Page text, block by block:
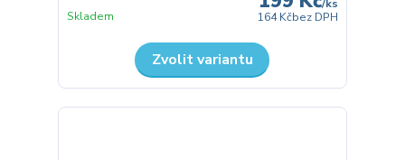
/ks
164 Kčbez DPH
Skladem
Zvolit variantu